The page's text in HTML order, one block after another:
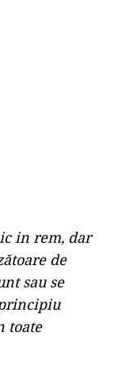
in rem, dar
de
sau se
toate